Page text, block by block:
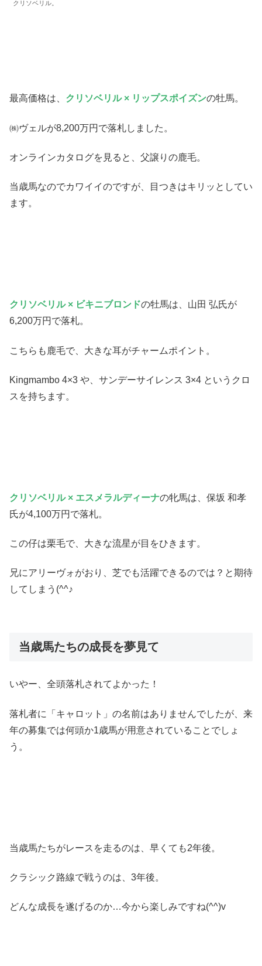
クリソベリル。
最高価格は、 クリソベリル × リップスポイズンの牡馬。
㈱ヴェルが8,200万円で落札しました。
オンラインカタログを見ると、父譲りの鹿毛。
当歳馬なのでカワイイのですが、目つきはキリッとしてい
ます。
クリソベリル × ビキニブロンドの牡馬は、山田 弘氏が
6,200万円で落札。
こちらも鹿毛で、大きな耳がチャームポイント。
Kingmambo 4×3 や、サンデーサイレンス 3×4 というクロ
スを持ちます。
クリソベリル × エスメラルディーナの牝馬は、保坂 和孝
氏が4,100万円で落札。
この仔は栗毛で、大きな流星が目をひきます。
兄にアリーヴォがおり、芝でも活躍できるのでは？と期待
してしまう(^^♪
当歳馬たちの成長を夢見て
いやー、全頭落札されてよかった！
落札者に「キャロット」の名前はありませんでしたが、来
年の募集では何頭か1歳馬が用意されていることでしょ
う。
当歳馬たちがレースを走るのは、早くても2年後。
クラシック路線で戦うのは、3年後。
どんな成長を遂げるのか…今から楽しみですね(^^)v